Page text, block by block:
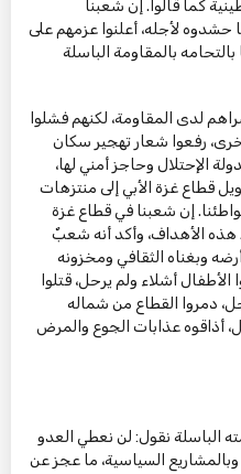
كما قالوا. إن شعبنا
حشدوه لأجله، أعلنوا عزمهم على
بالمقاومة الباسلة
لدى المقاومة، لكنهم فشلوا
رفعوا شعار تهجير سكان
الإحتلال وحاجز أمني لها،
قطاع غزة الأبي إلى منتزهات
إن شعبنا في قطاع غزة
الأهداف، وأكد أنه شعبٌ
وبغناه الثقافي ومخزونه
الأطفال أشلاء ولم يرحل، قتلوا
دمروا القطاع من شماله
أذاقوه عذابات الجوع والمرض
الباسلة نقول: لن نعطي العدو
وبالمشاريع السياسية، ما عجز عن